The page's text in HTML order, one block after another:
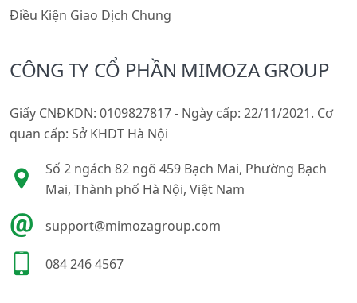
Điều Kiện Giao Dịch Chung
CÔNG TY CỔ PHẦN MIMOZA GROUP
Giấy CNĐKDN: 0109827817 - Ngày cấp: 22/11/2021. Cơ
quan cấp: Sở KHDT Hà Nội
Số 2 ngách 82 ngõ 459 Bạch Mai, Phường Bạch
Mai, Thành phố Hà Nội, Việt Nam
support@mimozagroup.com
084 246 4567